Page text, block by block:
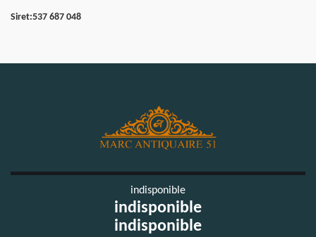
Siret:537 687 048
indisponible
indisponible
indisponible